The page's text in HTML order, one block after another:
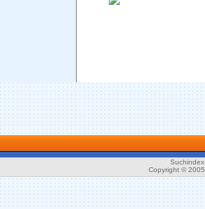
Copyright ©